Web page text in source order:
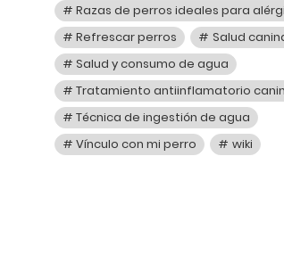
Razas de perros ideales para
Refrescar perros
Salud
Salud y consumo de agua
Tratamiento antiinflamatorio
Técnica de ingestión de agua
Vínculo con mi perro
wiki